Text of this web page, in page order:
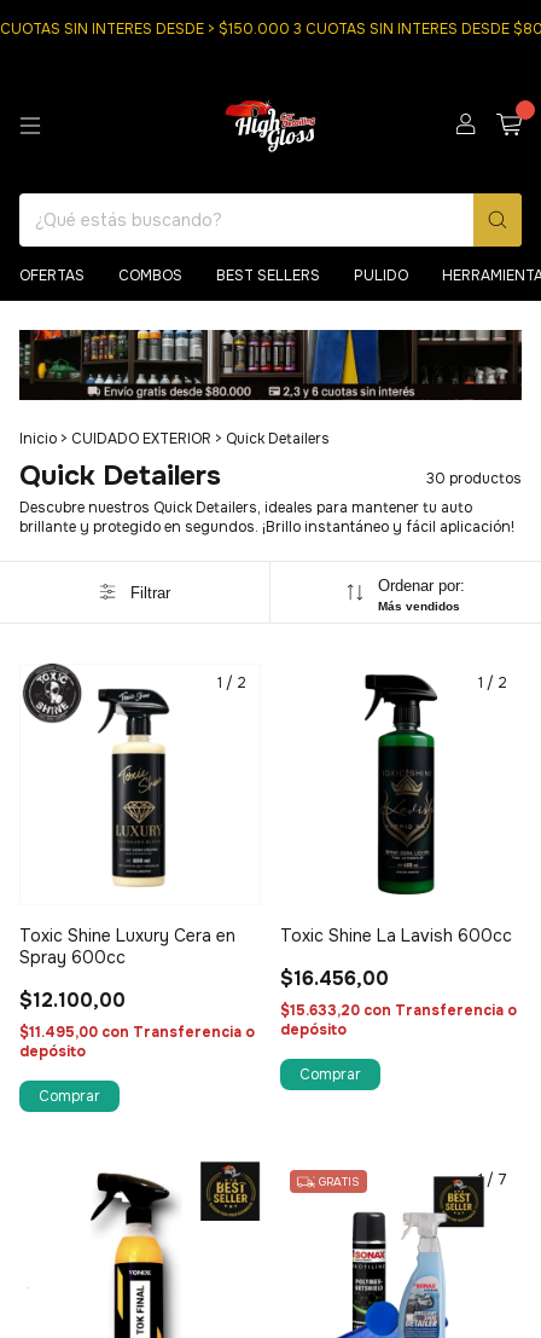
SIN INTERES DESDE > $150.000 3 CUOTAS SIN INTERES DESDE $80000
OFERTAS COMBOS BEST SELLERS PULIDO
Inicio > CUIDADO EXTERIOR > Quick Detailers
Quick Detailers
30 productos
Descubre nuestros Quick Detailers, ideales para mantener tu auto
brillante y protegido en segundos. ¡Brillo instantáneo y fácil aplicación!
Filtrar Ordenar por:
Más vendidos
1 / 2
Toxic Shine Luxury Cera en
Spray 600cc
$12.100,00
$11.495,00 con Transferencia o
depósito
1 / 2
Toxic Shine La Lavish 600cc
$16.456,00
$15.633,20 con Transferencia o
depósito
1/3 1/ 7
GRATIS